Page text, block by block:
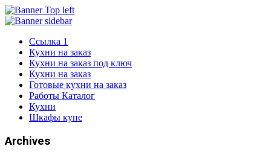
Ссылка 1
Кухни на заказ
Кухни на заказ под ключ
Кухни на заказ
Готовые кухни на заказ
Работы Каталог
Кухни
Шкафы купе
Archives